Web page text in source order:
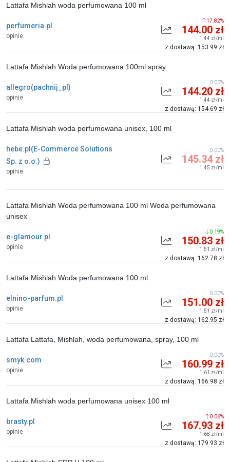
perfumeria.pl
opinie
Lattafa Mishlah woda perfumowana 100 ml
144.00 zł
1.44 zł/ml
z dostawą: 153.99 zł
17.82%
allegro(pachnij_pl)
opinie
Lattafa Mishlah Woda perfumowana 100ml spray
144.20 zł
1.44 zł/ml
z dostawą: 154.69 zł
0.00%
hebe.pl(E-Commerce Solutions
Sp. z o.o.)
opinie
Lattafa Mishlah woda perfumowana unisex, 100 ml
145.34 zł
1.45 zł/ml
0.00%
e-glamour.pl
opinie
Lattafa Mishlah Woda perfumowana 100 ml Woda perfumowana
unisex
150.83 zł
1.51 zł/ml
z dostawą: 162.78 zł
0.19%
elnino-parfum.pl
opinie
Lattafa Mishlah Woda perfumowana 100 ml
151.00 zł
1.51 zł/ml
z dostawą: 162.95 zł
0.00%
smyk.com
opinie
Lattafa Lattafa, Mishlah, woda perfumowana, spray, 100 ml
160.99 zł
1.61 zł/ml
z dostawą: 166.98 zł
0.00%
brasty.pl
opinie
Lattafa Mishlah woda perfumowana unisex 100 ml
167.93 zł
1.68 zł/ml
z dostawą: 179.93 zł
0.06%